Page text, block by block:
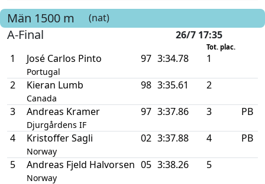
Män 1500 m (nat)
A-Final 26/7 17:35
Tot. plac.
1 José Carlos Pinto
Portugal
97 3:34.78 1
2 Kieran Lumb
Canada
98 3:35.61 2
3 Andreas Kramer
Djurgårdens IF
97 3:37.86 3 PB
4 Kristoffer Sagli
Norway
02 3:37.88 4 PB
5 Andreas Fjeld Halvorsen
Norway
05 3:38.26 5